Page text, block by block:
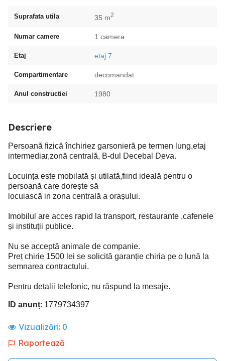
Suprafata utila 35 m2
Numar camere 1 camera
Etaj etaj 7
Compartimentare decomandat
Anul constructiei 1980
Descriere
Persoană fizică închiriez garsonieră pe termen lung,etaj
intermediar,zonă centrală, B-dul Decebal Deva.
Locuința este mobilată și utilată,fiind ideală pentru o
persoană care dorește să
locuiască in zona centrală a orașului.
Imobilul are acces rapid la transport, restaurante ,cafenele
și instituții publice.
Nu se acceptă animale de companie.
Preț chirie 1500 lei se solicită garanție chiria pe o lună la
semnarea contractului.
Pentru detalii telefonic, nu răspund la mesaje.
ID anunț: 1779734397
Vizualizări: 0
Raportează